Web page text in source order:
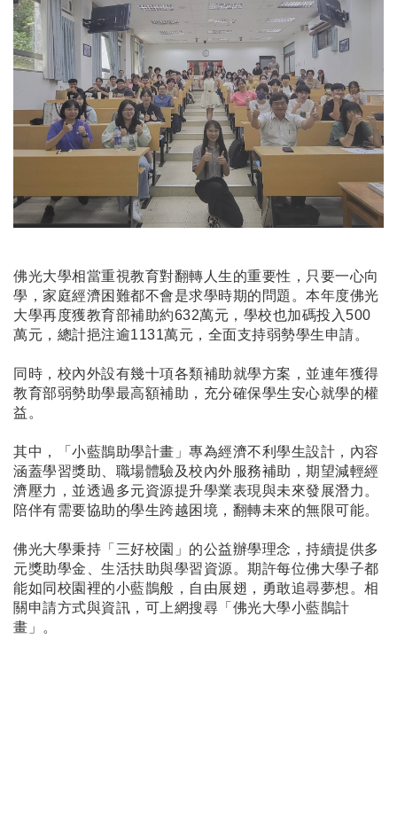
佛光大學相當重視教育對翻轉人生的重要性，只要一心向
學，家庭經濟困難都不會是求學時期的問題。本年度佛光
大學再度獲教育部補助約632萬元，學校也加碼投入500
萬元，總計挹注逾1131萬元，全面支持弱勢學生申請。
同時，校內外設有幾十項各類補助就學方案，並連年獲得
教育部弱勢助學最高額補助，充分確保學生安心就學的權
益。
其中，「小藍鵲助學計畫」專為經濟不利學生設計，內容
涵蓋學習獎助、職場體驗及校內外服務補助，期望減輕經
濟壓力，並透過多元資源提升學業表現與未來發展潛力。
陪伴有需要協助的學生跨越困境，翻轉未來的無限可能。
佛光大學秉持「三好校園」的公益辦學理念，持續提供多
元獎助學金、生活扶助與學習資源。期許每位佛大學子都
能如同校園裡的小藍鵲般，自由展翅，勇敢追尋夢想。相
關申請方式與資訊，可上網搜尋「佛光大學小藍鵲計
畫」。